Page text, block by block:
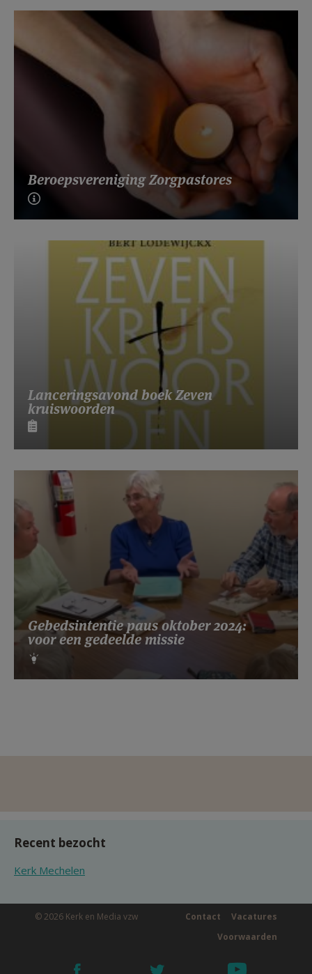
Beroepsvereniging Zorgpastores
Lanceringsavond boek Zeven
kruiswoorden
Gebedsintentie paus oktober 2024:
voor een gedeelde missie
Recent bezocht
Kerk Mechelen
© 2026 Kerk en Media vzw Vacatures
Contact
Voorwaarden